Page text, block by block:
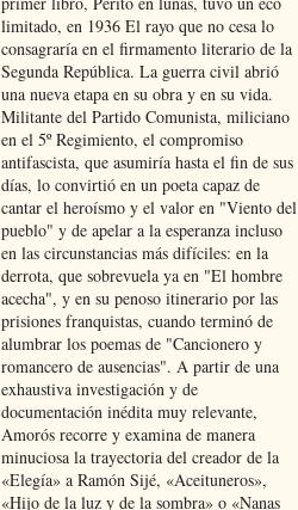
limitado, en 1936 El rayo que no cesa lo
consagraría en el firmamento literario de la
Segunda República. La guerra civil abrió
una nueva etapa en su obra y en su vida.
Militante del Partido Comunista, miliciano
en el 5º Regimiento, el compromiso
antifascista, que asumiría hasta el fin de sus
días, lo convirtió en un poeta capaz de
cantar el heroísmo y el valor en "Viento del
pueblo" y de apelar a la esperanza incluso
en las circunstancias más difíciles: en la
derrota, que sobrevuela ya en "El hombre
acecha", y en su penoso itinerario por las
prisiones franquistas, cuando terminó de
alumbrar los poemas de "Cancionero y
romancero de ausencias". A partir de una
exhaustiva investigación y de
documentación inédita muy relevante,
Amorós recorre y examina de manera
minuciosa la trayectoria del creador de la
«Elegía» a Ramón Sijé, «Aceituneros»,
«Hijo de la luz y de la sombra» o «Nanas